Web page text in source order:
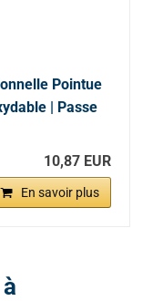
Pointue
| Passe
10,87 EUR
En savoir plus